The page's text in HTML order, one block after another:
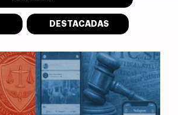
DESTACADAS